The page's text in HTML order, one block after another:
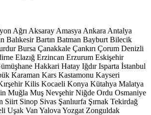
Ağrı Aksaray Amasya Ankara Antalya
Balıkesir Bartın Batman Bayburt Bilecik
Bursa Çanakkale Çankırı Çorum Denizli
Elazığ Erzincan Erzurum Eskişehir
Hakkari Hatay Iğdır Isparta İstanbul
Karaman Kars Kastamonu Kayseri
Kilis Kocaeli Konya Kütahya Malatya
Muğla Muş Nevşehir Niğde Ordu Osmaniye
Siirt Sinop Sivas Şanlıurfa Şırnak Tekirdağ
Uşak Van Yalova Yozgat Zonguldak